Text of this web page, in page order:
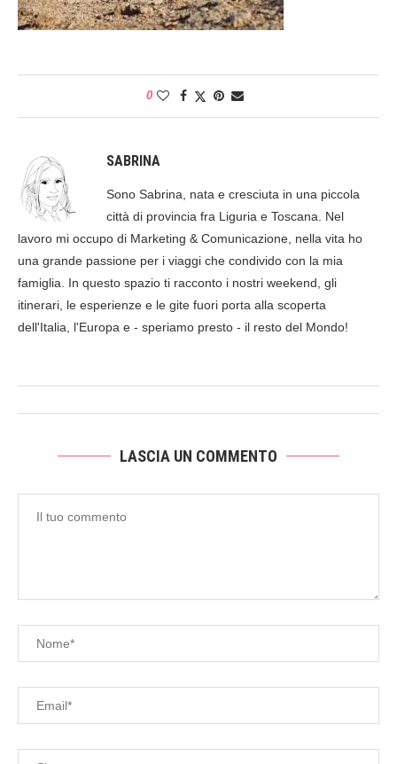
0
SABRINA
Sono Sabrina, nata e cresciuta in una piccola
città di provincia fra Liguria e Toscana. Nel
lavoro mi occupo di Marketing & Comunicazione, nella vita ho
una grande passione per i viaggi che condivido con la mia
famiglia. In questo spazio ti racconto i nostri weekend, gli
itinerari, le esperienze e le gite fuori porta alla scoperta
dell'Italia, l'Europa e - speriamo presto - il resto del Mondo!
LASCIA UN COMMENTO